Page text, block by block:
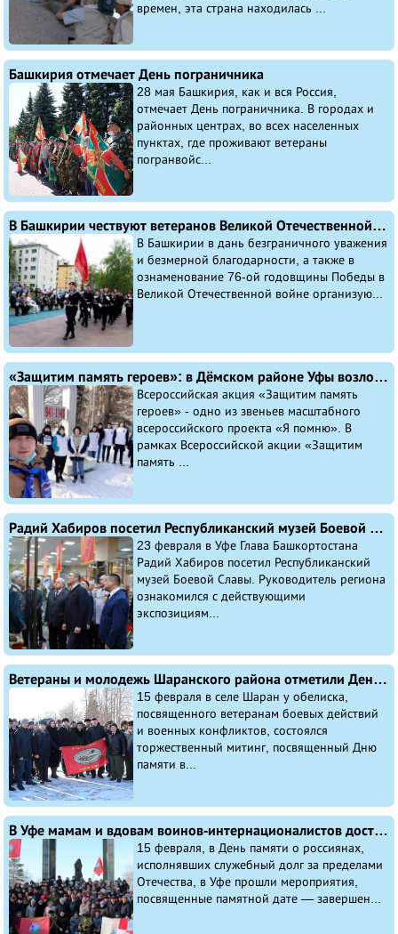
времен, эта страна находилась ...
Башкирия отмечает День пограничника
28 мая Башкирия, как и вся Россия,
отмечает День пограничника. В городах и
районных центрах, во всех населенных
пунктах, где проживают ветераны
погранвойс...
В Башкирии чествуют ветеранов Великой Отечественной войны и проводят для них персональные парады
В Башкирии в дань безграничного уважения
и безмерной благодарности, а также в
ознаменование 76-ой годовщины Победы в
Великой Отечественной войне организую...
«Защитим память героев»: в Дёмском районе Уфы возложили цветы к мемориалам и памятникам
Всероссийская акция «Защитим память
героев» - одно из звеньев масштабного
всероссийского проекта «Я помню». В
рамках Всероссийской акции «Защитим
память ...
Радий Хабиров посетил Республиканский музей Боевой Славы
23 февраля в Уфе Глава Башкортостана
Радий Хабиров посетил Республиканский
музей Боевой Славы. Руководитель региона
ознакомился с действующими
экспозициям...
Ветераны и молодежь Шаранского района отметили День памяти воинов-интернационалистов, исполнявших служебный долг за пределами Отечества
15 февраля в селе Шаран у обелиска,
посвященного ветеранам боевых действий
и военных конфликтов, состоялся
торжественный митинг, посвященный Дню
памяти в...
В Уфе мамам и вдовам воинов-интернационалистов доставят продуктовые наборы
15 февраля, в День памяти о россиянах,
исполнявших служебный долг за пределами
Отечества, в Уфе прошли мероприятия,
посвященные памятной дате — завершен...